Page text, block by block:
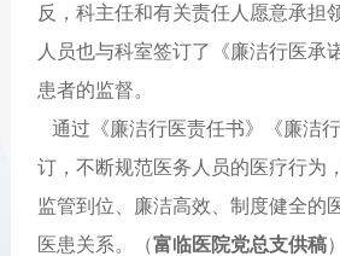
反，科主任和有关责任人愿意承担
人员也与科室签订了《廉洁行医承
患者的监督。
通过《廉洁行医责任书》《廉洁
订，不断规范医务人员的医疗行为
监管到位、廉洁高效、制度健全的
医患关系。（富临医院党总支供稿）